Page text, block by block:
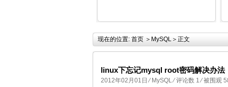
现在的位置: 首页 ＞ MySQL ＞正文
linux下忘记mysql root密码解决办法
2012年02月01日 ⁄ MySQL ⁄评论数 1⁄ 被围观